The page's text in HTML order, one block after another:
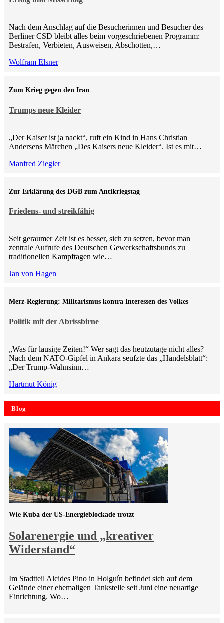
Nach dem Anschlag auf die Besucherinnen und Besucher des
Berliner CSD bleibt alles beim vorgeschriebenen Programm:
Bestrafen, Verbieten, Ausweisen, Abschotten,…
Wolfram Elsner
Trumps neue Kleider
Zum Krieg gegen den Iran
„Der Kaiser ist ja nackt“, ruft ein Kind in Hans Christian
Andersens Märchen „Des Kaisers neue Kleider“. Ist es mit…
Manfred Ziegler
Friedens- und streikfähig
Zur Erklärung des DGB zum Antikriegstag
Seit geraumer Zeit ist es besser, sich zu setzen, bevor man
zentrale Aufrufe des Deutschen Gewerkschaftsbunds zu
traditionellen Kampftagen wie…
Jan von Hagen
Politik mit der Abrissbirne
Merz-Regierung: Militarismus kontra Inte­ressen des Volkes
„Was für lausige Zeiten!“ Wer sagt das heutzutage nicht alles?
Nach dem NATO-Gipfel in Ankara seufzte das „Handelsblatt“:
„Der Trump-Wahnsinn…
Hartmut König
Blog
Solarenergie und „kreativer
Widerstand“
Wie Kuba der US-Energieblockade trotzt
Im Stadtteil Alcides Pino in Holguín befindet sich auf dem
Gelände einer ehemaligen Tankstelle seit Juni eine neuartige
Einrichtung. Wo…